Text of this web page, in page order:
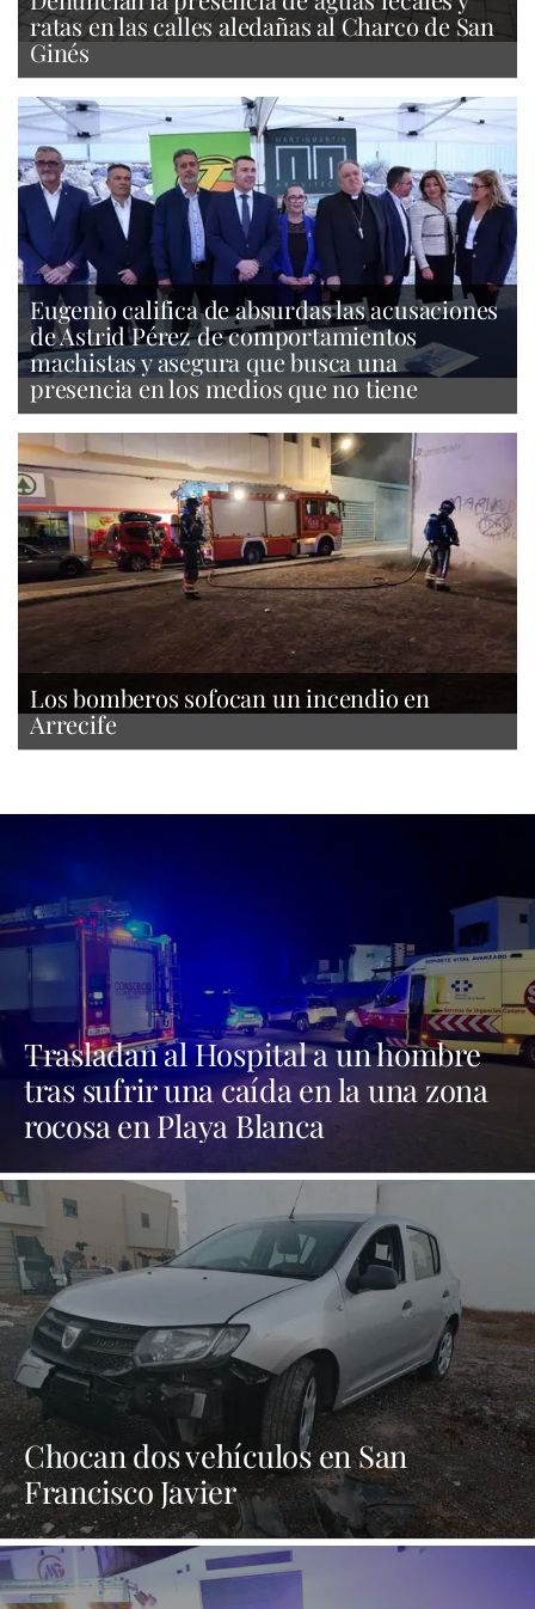
ratas en las calles aledañas al Charco de San
Ginés
Eugenio califica de absurdas las acusaciones
de Astrid Pérez de comportamientos
machistas y asegura que busca una
presencia en los medios que no tiene
Los bomberos sofocan un incendio en
Arrecife
Trasladan al Hospital a un hombre
tras sufrir una caída en la una zona
rocosa en Playa Blanca
Chocan dos vehículos en San
Francisco Javier